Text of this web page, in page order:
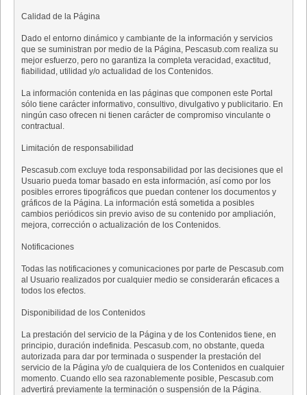
Calidad de la Página
Dado el entorno dinámico y cambiante de la información y servicios
que se suministran por medio de la Página, Pescasub.com realiza su
mejor esfuerzo, pero no garantiza la completa veracidad, exactitud,
fiabilidad, utilidad y/o actualidad de los Contenidos.
La información contenida en las páginas que componen este Portal
sólo tiene carácter informativo, consultivo, divulgativo y publicitario. En
ningún caso ofrecen ni tienen carácter de compromiso vinculante o
contractual.
Limitación de responsabilidad
Pescasub.com excluye toda responsabilidad por las decisiones que el
Usuario pueda tomar basado en esta información, así como por los
posibles errores tipográficos que puedan contener los documentos y
gráficos de la Página. La información está sometida a posibles
cambios periódicos sin previo aviso de su contenido por ampliación,
mejora, corrección o actualización de los Contenidos.
Notificaciones
Todas las notificaciones y comunicaciones por parte de Pescasub.com
al Usuario realizados por cualquier medio se considerarán eficaces a
todos los efectos.
Disponibilidad de los Contenidos
La prestación del servicio de la Página y de los Contenidos tiene, en
principio, duración indefinida. Pescasub.com, no obstante, queda
autorizada para dar por terminada o suspender la prestación del
servicio de la Página y/o de cualquiera de los Contenidos en cualquier
momento. Cuando ello sea razonablemente posible, Pescasub.com
advertirá previamente la terminación o suspensión de la Página.